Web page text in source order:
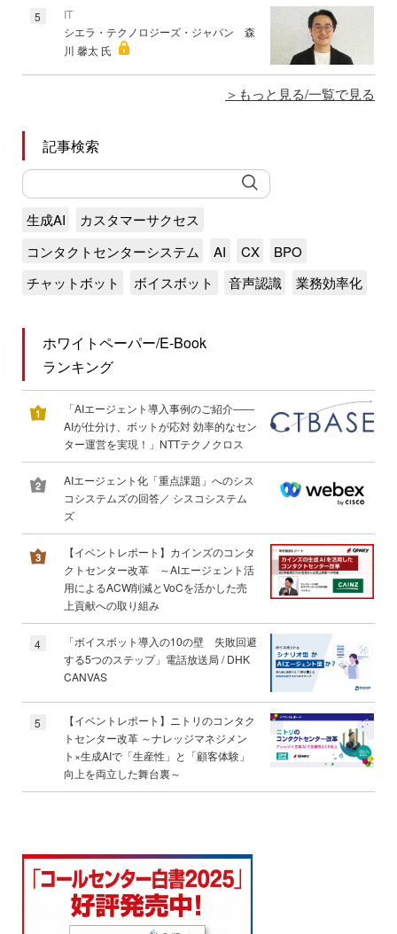
5
IT
シエラ・テクノロジーズ・ジャパン 森
川 馨太 氏
もっと見る/一覧で見る
記事検索
生成AI
カスタマーサクセス
コンタクトセンターシステム
AI CX
BPO
チャットボット
ボイスボット 音声認識 業務効率化
ホワイトペーパー/E-Book
ランキング
「AIエージェント導入事例のご紹介――
AIが仕分け、ボットが応対 効率的なセン
ター運営を実現！」NTTテクノクロス
AIエージェント化「重点課題」へのシス
コシステムズの回答／ シスコシステム
ズ
【イベントレポート】カインズのコンタ
クトセンター改革 ～AIエージェント活
用によるACW削減とVoCを活かした売
上貢献への取り組み
4
「ボイスボット導入の10の壁 失敗回避
する5つのステップ」電話放送局 / DHK
CANVAS
5
【イベントレポート】ニトリのコンタク
トセンター改革 ～ナレッジマネジメン
ト×生成AIで「生産性」と「顧客体験」
向上を両立した舞台裏～